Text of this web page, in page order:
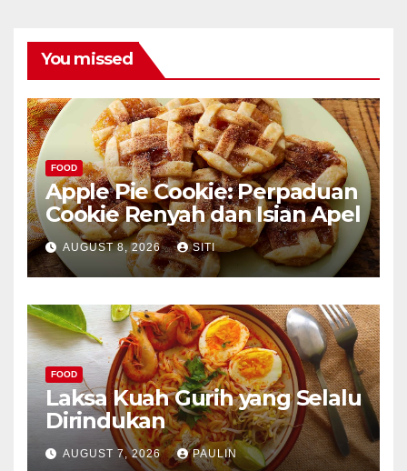
You missed
FOOD
Apple Pie Cookie: Perpaduan
Cookie Renyah dan Isian Apel
AUGUST 8, 2026 SITI
FOOD
Laksa Kuah Gurih yang Selalu
Dirindukan
AUGUST 7, 2026 PAULIN